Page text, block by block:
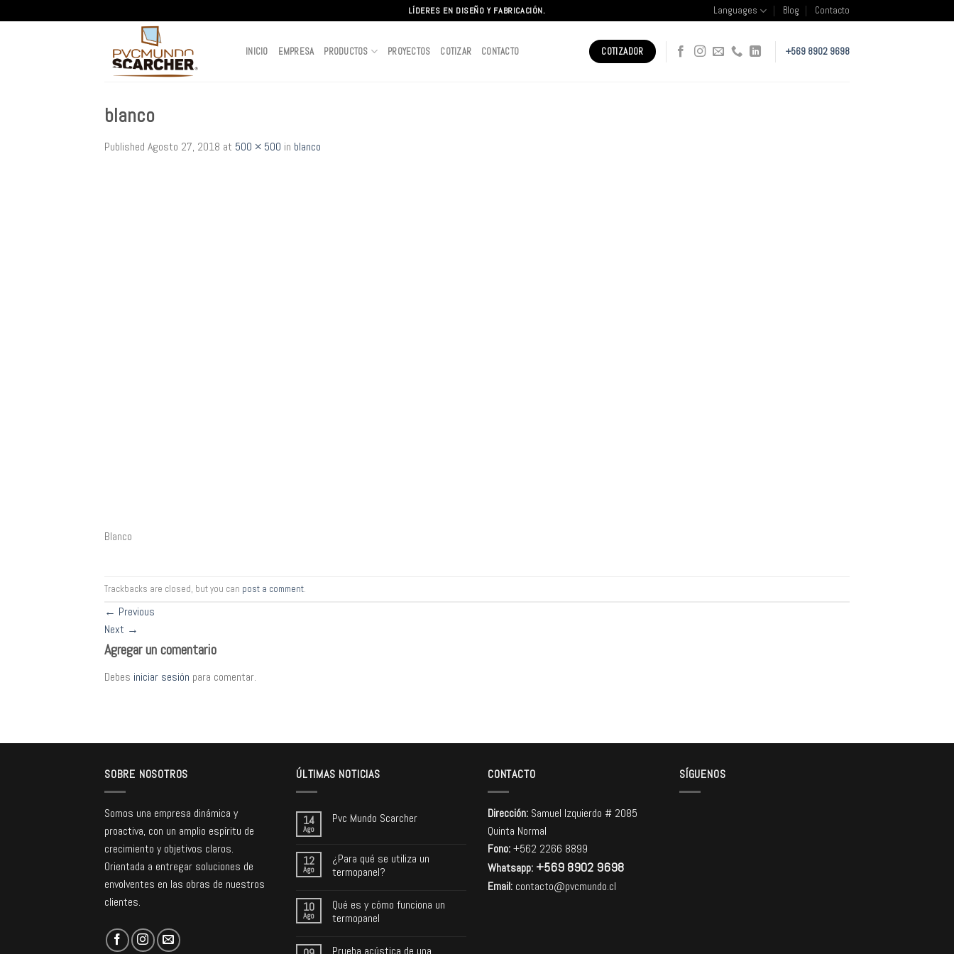
to
LÍDERES EN DISEÑO Y FABRICACIÓN. Languages Blog Contacto
INICIO EMPRESA PRODUCTOS PROYECTOS COTIZAR CONTACTO COTIZADOR +569 8902 9698
blanco
Published Agosto 27, 2018 at 500 × 500 in blanco
Blanco
Trackbacks are closed, but you can post a comment.
← Previous
Next →
Agregar un comentario
Debes iniciar sesión para comentar.
SOBRE NOSOTROS
Somos una empresa dinámica y
proactiva, con un amplio espíritu de
crecimiento y objetivos claros.
Orientada a entregar soluciones de
envolventes en las obras de nuestros
clientes.
ÚLTIMAS NOTICIAS
14
Ago
Pvc Mundo Scarcher
12
Ago
¿Para qué se utiliza un
termopanel?
10
Ago
Qué es y cómo funciona un
termopanel
Prueba acústica de una
CONTACTO
Dirección: Samuel Izquierdo # 2085
Quinta Normal
Fono:+562 2266 8899
Whatsapp: +569 8902 9698
Email: contacto@pvcmundo.cl
SÍGUENOS